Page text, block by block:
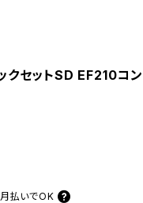
セットSD EF210コン
払いでOK